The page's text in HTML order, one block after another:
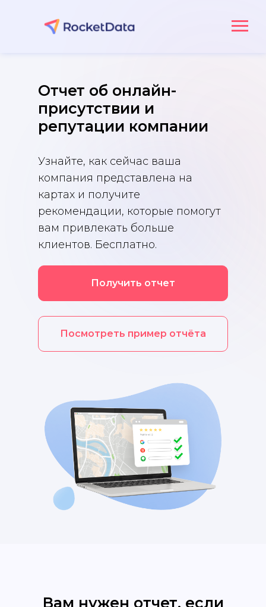
Получить отчет
Посмотреть пример отчёта
Отчет об онлайн-
присутствии и
репутации компании
Узнайте, как сейчас ваша
компания представлена на
картах и получите
рекомендации, которые помогут
вам привлекать больше
клиентов. Бесплатно.
Вам нужен отчет, если